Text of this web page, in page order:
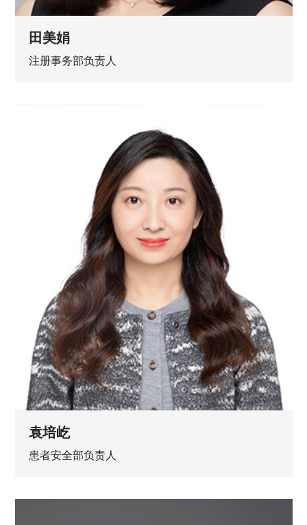
田美娟
注册事务部负责人
袁培屹
患者安全部负责人